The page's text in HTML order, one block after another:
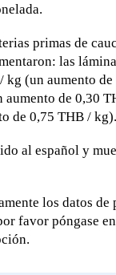
primas de
las
kg (un aumento
de 0,30
de 0,75 THB / kg).
al español y
los datos de
favor póngase